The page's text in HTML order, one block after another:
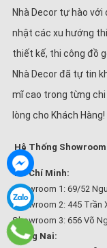
Nhà Decor tự hào
nhật các xu hướng
thiết kế, thi công đồ
Nhà Decor đã tự tin
mĩ cao trong từng
lòng cho Khách Hàng!
Hệ Thống Showroom
Hồ Chí Minh:
Showroom 1: 69/52
Showroom 2: 445 Trần
Showroom 3: 656 Võ
Đồng Nai: